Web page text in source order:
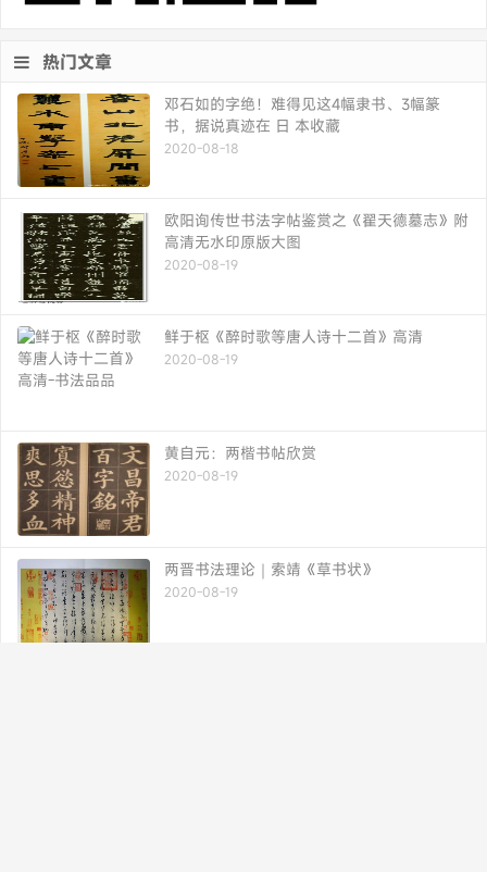
热门文章
邓石如的字绝！难得见这4幅隶书、3幅篆
书，据说真迹在 日 本收藏
2020-08-18
欧阳询传世书法字帖鉴赏之《翟天德墓志》附
高清无水印原版大图
2020-08-19
鲜于枢《醉时歌等唐人诗十二首》高清
2020-08-19
黄自元：两楷书帖欣赏
2020-08-19
两晋书法理论｜索靖《草书状》
2020-08-19